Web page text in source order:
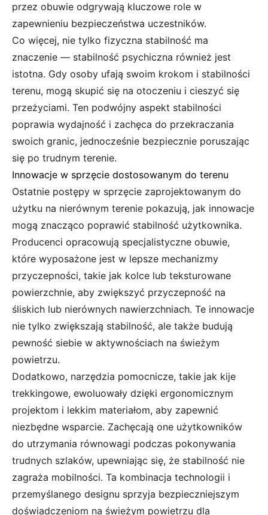
przez obuwie odgrywają kluczowe role w
zapewnieniu bezpieczeństwa uczestników.
Co więcej, nie tylko fizyczna stabilność ma
znaczenie — stabilność psychiczna również jest
istotna. Gdy osoby ufają swoim krokom i stabilności
terenu, mogą skupić się na otoczeniu i cieszyć się
przeżyciami. Ten podwójny aspekt stabilności
poprawia wydajność i zachęca do przekraczania
swoich granic, jednocześnie bezpiecznie poruszając
się po trudnym terenie.
Innowacje w sprzęcie dostosowanym do terenu
Ostatnie postępy w sprzęcie zaprojektowanym do
użytku na nierównym terenie pokazują, jak innowacje
mogą znacząco poprawić stabilność użytkownika.
Producenci opracowują specjalistyczne obuwie,
które wyposażone jest w lepsze mechanizmy
przyczepności, takie jak kolce lub teksturowane
powierzchnie, aby zwiększyć przyczepność na
śliskich lub nierównych nawierzchniach. Te innowacje
nie tylko zwiększają stabilność, ale także budują
pewność siebie w aktywnościach na świeżym
powietrzu.
Dodatkowo, narzędzia pomocnicze, takie jak kije
trekkingowe, ewoluowały dzięki ergonomicznym
projektom i lekkim materiałom, aby zapewnić
niezbędne wsparcie. Zachęcają one użytkowników
do utrzymania równowagi podczas pokonywania
trudnych szlaków, upewniając się, że stabilność nie
zagraża mobilności. Ta kombinacja technologii i
przemyślanego designu sprzyja bezpieczniejszym
doświadczeniom na świeżym powietrzu dla